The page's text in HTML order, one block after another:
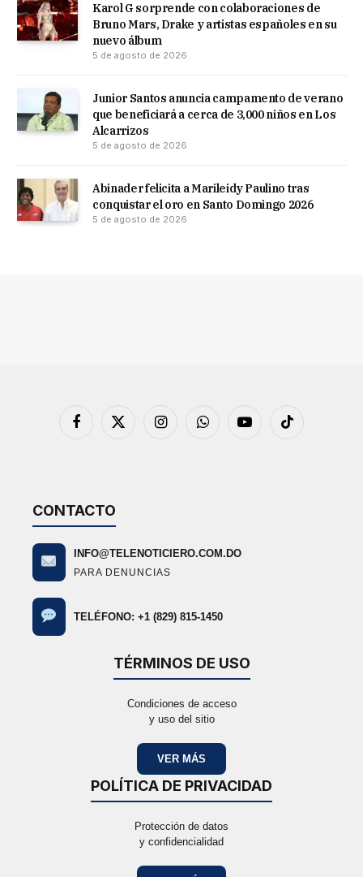
Karol G sorprende con colaboraciones de
Bruno Mars, Drake y artistas españoles en su
nuevo álbum
5 de agosto de 2026
Junior Santos anuncia campamento de verano
que beneficiará a cerca de 3,000 niños en Los
Alcarrizos
5 de agosto de 2026
Abinader felicita a Marileidy Paulino tras
conquistar el oro en Santo Domingo 2026
5 de agosto de 2026
Facebook
X
InstagramWhatsAppYouTubeTikTok
CONTACTO
INFO@TELENOTICIERO.COM.DO
PARA DENUNCIAS
TELÉFONO: +1 (829) 815-1450
TÉRMINOS DE USO
Condiciones de acceso
y uso del sitio
VER MÁS
POLÍTICA DE PRIVACIDAD
Protección de datos
y confidencialidad